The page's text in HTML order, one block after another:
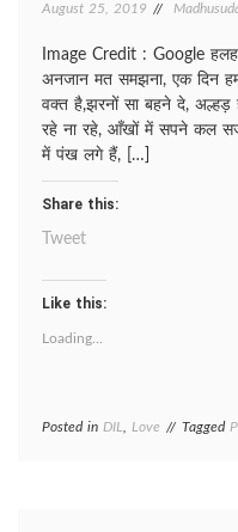
August 25, 2019
Image Credit : Google
अनजान मत समझना, एक दिन
वक्त है,झरनों सा बहने दे, अल्हड़
रहे ना रहे, आँखों में सपने कल
में पंख लगे हैं, […]
Share this:
Tweet
Like this:
Loading...
Posted in DIL Love Tagged